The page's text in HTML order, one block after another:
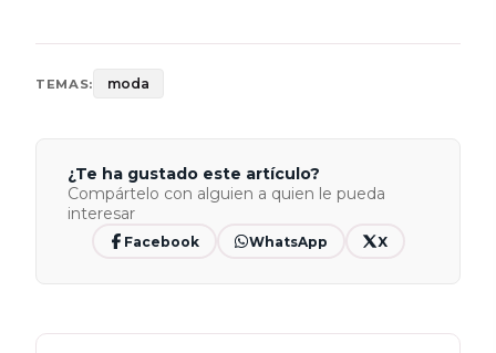
TEMAS: moda
¿Te ha gustado este artículo?
Compártelo con alguien a quien le pueda
interesar
Facebook WhatsApp X